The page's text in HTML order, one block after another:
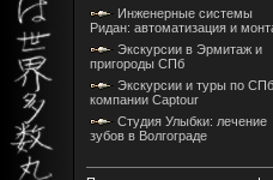
Инженерные системы
Ридан: автоматизация и
Экскурсии в Эрмитаж и
пригороды СПб
Экскурсии и туры по
компании Captour
Студия Улыбки: лечение
зубов в Волгограде